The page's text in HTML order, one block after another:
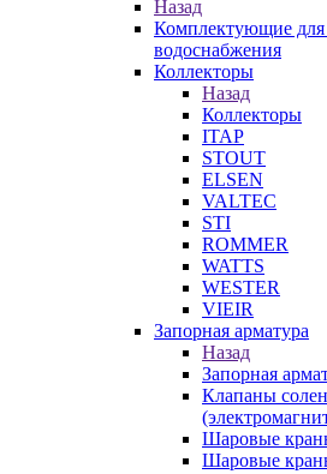
Назад
Комплектующие для
водоснабжения
Коллекторы
Назад
Коллекторы
ITAP
STOUT
ELSEN
VALTEC
STI
ROMMER
WATTS
WESTER
VIEIR
Запорная арматура
Назад
Запорная
Клапаны
Шаровые
Шаровые